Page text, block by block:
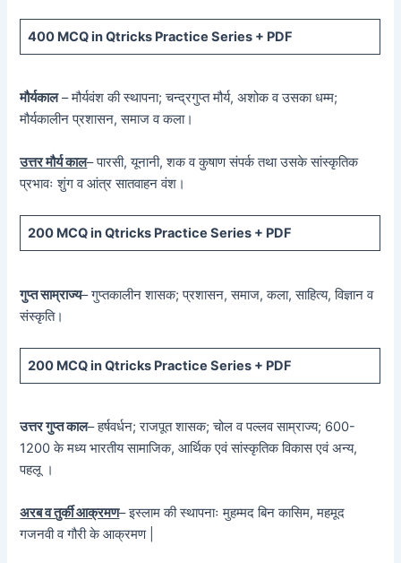
400 MCQin Qtricks Practice Series + PDF
मौर्यकाल– मौर्यवंश की स्थापना; चन्द्रगुप्त मौर्य, अशोक व उसका धम्म;
मौर्यकालीन प्रशासन, समाज व कला।
उत्तर मौर्य काल– पारसी, यूनानी, शक व कुषाण संपर्क तथा उसके सांस्कृतिक
प्रभावः शुंग व आंत्र सातवाहन वंश।
200 MCQ in Qtricks Practice Series + PDF
गुप्त साम्राज्य– गुप्तकालीन शासक; प्रशासन, समाज, कला, साहित्य, विज्ञान व
संस्कृति।
200 MCQ in Qtricks Practice Series + PDF
उत्तर गुप्त काल– हर्षवर्धन; राजपूत शासक; चोल व पल्लव साम्राज्य; 600-
1200 के मध्य भारतीय सामाजिक, आर्थिक एवं सांस्कृतिक विकास एवं अन्य,
पहलू ।
अरब व तुर्की आक्रमण– इस्लाम की स्थापनाः मुहम्मद बिन कासिम, महमूद
गजनवी व गौरी के आक्रमण |